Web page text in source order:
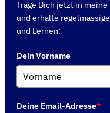
Trage Dich jetzt in
und erhalte
und Lernen:
Dein Vorname
Deine Email-Adresse*